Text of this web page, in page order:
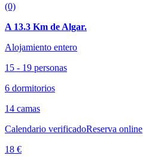
(0)
A 13.3 Km de Algar.
Alojamiento entero
15 - 19 personas
6 dormitorios
14 camas
Calendario verificadoReserva online
18 €